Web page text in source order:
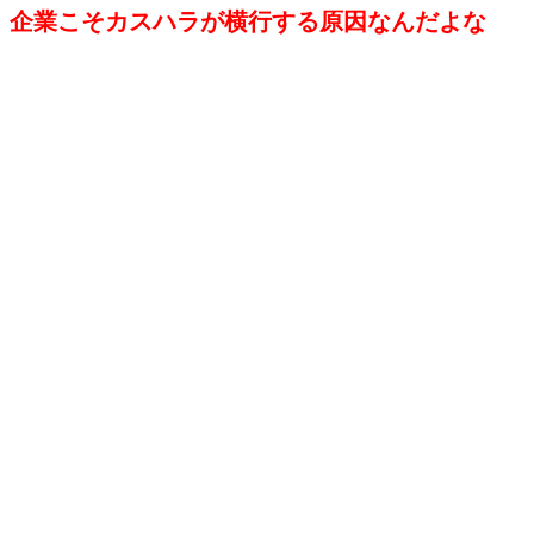
企業こそカスハラが横行する原因なんだよな